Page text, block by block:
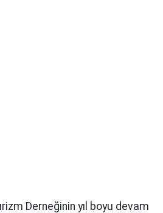
Derneğinin yıl boyu devam